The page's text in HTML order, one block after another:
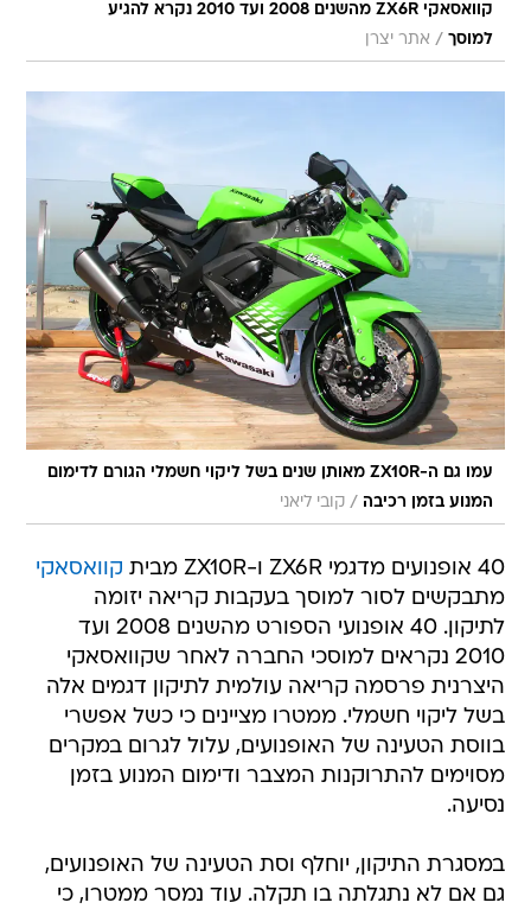
קוואסאקי ZX6R מהשנים 2008 ועד 2010 נקרא להגיע
למוסך / אתר יצרן
עמו גם ה-ZX10R מאותן שנים בשל ליקוי חשמלי הגורם לדימום
המנוע בזמן רכיבה / קובי ליאני
40 אופנועים מדגמי ZX6R ו-ZX10R מבית
קוואסאקי
מתבקשים לסור למוסך בעקבות קריאה יזומה
לתיקון. 40 אופנועי הספורט מהשנים 2008 ועד
2010 נקראים למוסכי החברה לאחר שקוואסאקי
היצרנית פרסמה קריאה עולמית לתיקון דגמים אלה
בשל ליקוי חשמלי. ממטרו מציינים כי כשל אפשרי
בווסת הטעינה של האופנועים, עלול לגרום במקרים
מסוימים להתרוקנות המצבר ודימום המנוע בזמן
נסיעה.
במסגרת התיקון, יוחלף וסת הטעינה של האופנועים,
גם אם לא נתגלתה בו תקלה. עוד נמסר ממטרו, כי